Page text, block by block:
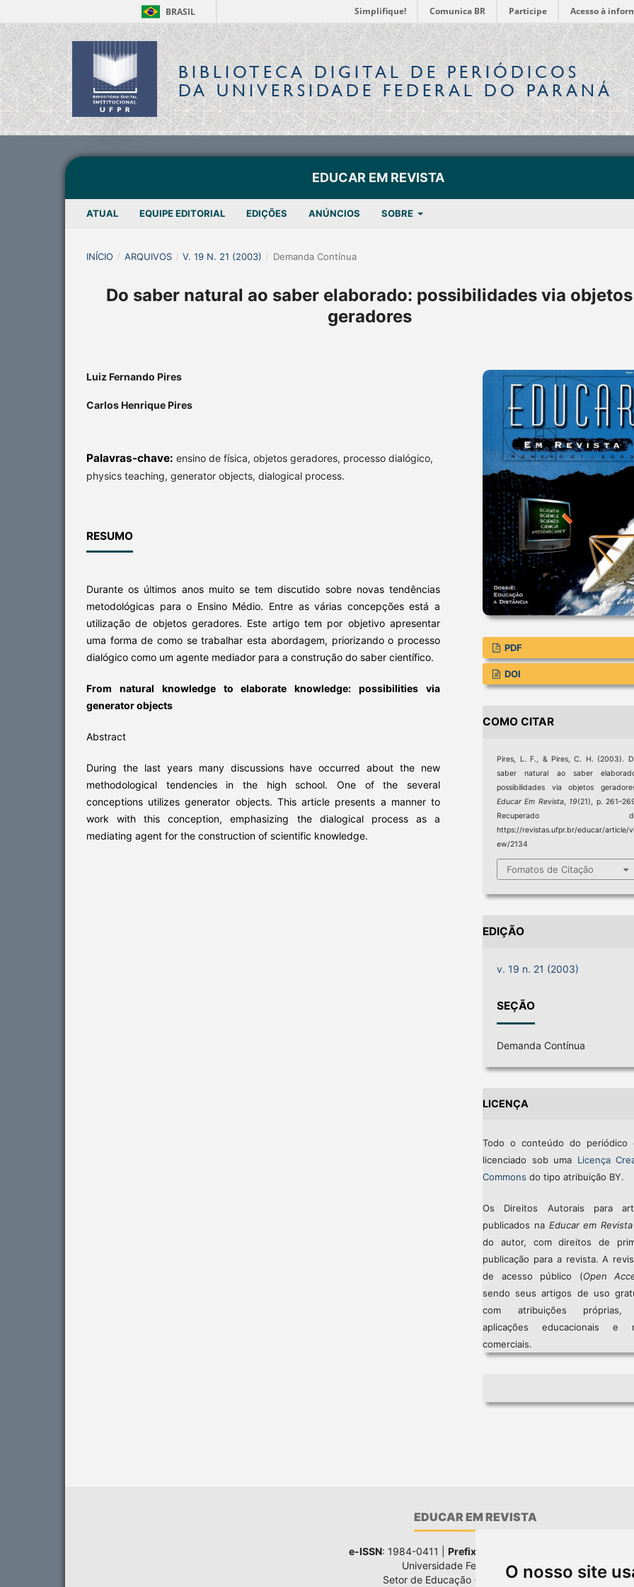
O nosso site
BRASIL Simplifique! Comunica BR Participe Acesso à
BIBLIOTECA DIGITALDE PERIÓDICOS
DA UNIVERSIDADE FEDERAL DO PARANÁ
EDUCAR EM REVISTA
ATUAL EQUIPE EDITORIAL EDIÇÕES ANÚNCIOS SOBRE
INÍCIO / ARQUIVOS / V. 19 N. 21 (2003) / Demanda Contínua
Do saber natural ao saber elaborado: possibilidades via objetos
geradores
Luiz Fernando Pires
Carlos Henrique Pires
Palavras-chave: ensino de física, objetos geradores, processo dialógico,
physics teaching, generator objects, dialogical process.
RESUMO
Durante os últimos anos muito se tem discutido sobre novas tendências
metodológicas para o Ensino Médio. Entre as várias concepções está a
utilização de objetos geradores. Este artigo tem por objetivo apresentar
uma forma de como se trabalhar esta abordagem, priorizando o processo
dialógico como um agente mediador para a construção do saber científico.
From natural knowledge to elaborate knowledge: possibilities via
generator objects
Abstract
During the last years many discussions have occurred about the new
methodological tendencies in the high school. One of the several
conceptions utilizes generator objects. This article presents a manner to
work with this conception, emphasizing the dialogical process as a
mediating agent for the construction of scientific knowledge.
PDF
DOI
COMO CITAR
Pires, L. F., & Pires, C. H. (2003).
saber natural ao saber
possibilidades via objetos
Educar Em Revista, 19(21), p.
Recuperado
https://revistas.ufpr.br/educar/article/vi
ew/2134
Fomatos de Citação
EDIÇÃO
v. 19 n. 21 (2003)
SEÇÃO
Demanda Contínua
LICENÇA
Todo o conteúdo do periódico
licenciado sob uma Licença
Commons do tipo atribuição BY.
Os Direitos Autorais para
publicados na Educar em Revista
do autor, com direitos de
publicação para a revista. A
de acesso público (Open
sendo seus artigos de uso
com atribuições próprias,
aplicações educacionais e
comerciais.
EDUCAR EM REVISTA
e-ISSN: 1984-0411 | Prefixo DOI
Universidade Federal do Paraná
Setor de Educação - Campus Rebouças